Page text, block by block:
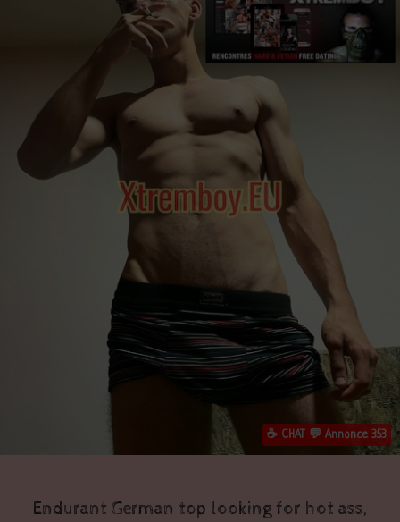
☕ CHAT 💬 Annonce 353
Endurant German top looking for hot ass,